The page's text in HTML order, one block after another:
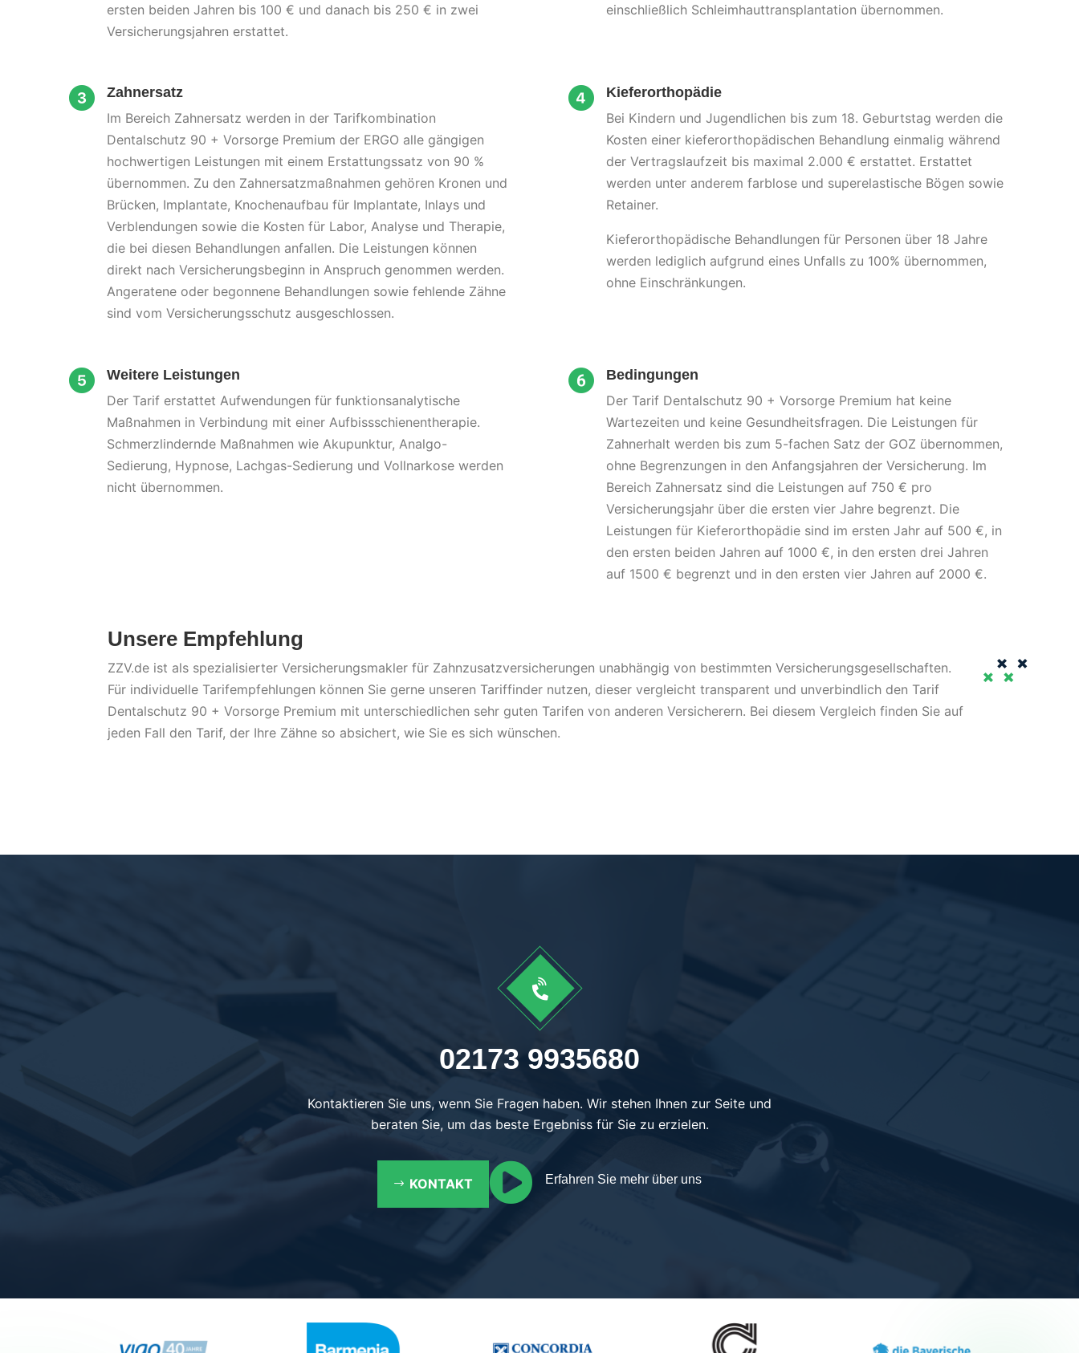
ersten beiden Jahren bis 100 € und danach bis 250 € in zwei
Versicherungsjahren erstattet.
einschließlich Schleimhauttransplantation übernommen.
Zahnersatz
Im Bereich Zahnersatz werden in der Tarifkombination
Dentalschutz 90 + Vorsorge Premium der ERGO alle gängigen
hochwertigen Leistungen mit einem Erstattungssatz von 90 %
übernommen. Zu den Zahnersatzmaßnahmen gehören Kronen und
Brücken, Implantate, Knochenaufbau für Implantate, Inlays und
Verblendungen sowie die Kosten für Labor, Analyse und Therapie,
die bei diesen Behandlungen anfallen. Die Leistungen können
direkt nach Versicherungsbeginn in Anspruch genommen werden.
Angeratene oder begonnene Behandlungen sowie fehlende Zähne
sind vom Versicherungsschutz ausgeschlossen.
Kieferorthopädie
Bei Kindern und Jugendlichen bis zum 18. Geburtstag werden die
Kosten einer kieferorthopädischen Behandlung einmalig während
der Vertragslaufzeit bis maximal 2.000 € erstattet. Erstattet
werden unter anderem farblose und superelastische Bögen sowie
Retainer.
Kieferorthopädische Behandlungen für Personen über 18 Jahre
werden lediglich aufgrund eines Unfalls zu 100% übernommen,
ohne Einschränkungen.
Weitere Leistungen
Der Tarif erstattet Aufwendungen für funktionsanalytische
Maßnahmen in Verbindung mit einer Aufbissschienentherapie.
Schmerzlindernde Maßnahmen wie Akupunktur, Analgo-
Sedierung, Hypnose, Lachgas-Sedierung und Vollnarkose werden
nicht übernommen.
Bedingungen
Der Tarif Dentalschutz 90 + Vorsorge Premium hat keine
Wartezeiten und keine Gesundheitsfragen. Die Leistungen für
Zahnerhalt werden bis zum 5-fachen Satz der GOZ übernommen,
ohne Begrenzungen in den Anfangsjahren der Versicherung. Im
Bereich Zahnersatz sind die Leistungen auf 750 € pro
Versicherungsjahr über die ersten vier Jahre begrenzt. Die
Leistungen für Kieferorthopädie sind im ersten Jahr auf 500 €, in
den ersten beiden Jahren auf 1000 €, in den ersten drei Jahren
auf 1500 € begrenzt und in den ersten vier Jahren auf 2000 €.
Unsere Empfehlung
ZZV.de ist als spezialisierter Versicherungsmakler für Zahnzusatzversicherungen unabhängig von bestimmten Versicherungsgesellschaften.
Für individuelle Tarifempfehlungen können Sie gerne unseren Tariffinder nutzen, dieser vergleicht transparent und unverbindlich den Tarif
Dentalschutz 90 + Vorsorge Premium mit unterschiedlichen sehr guten Tarifen von anderen Versicherern. Bei diesem Vergleich finden Sie auf
jeden Fall den Tarif, der Ihre Zähne so absichert, wie Sie es sich wünschen.

02173 9935680
Kontaktieren Sie uns, wenn Sie Fragen haben. Wir stehen Ihnen zur Seite und
beraten Sie, um das beste Ergebniss für Sie zu erzielen.
KONTAKT  Erfahren Sie mehr über uns